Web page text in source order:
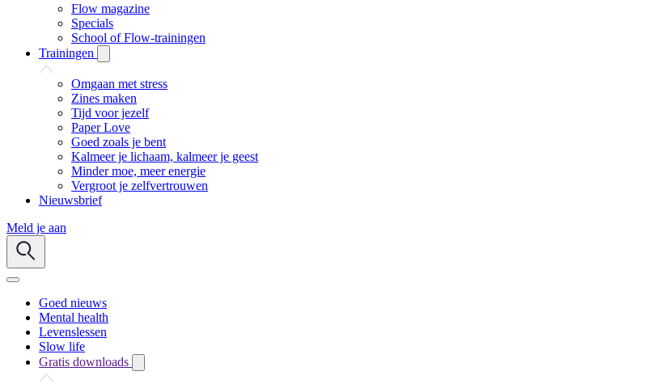
Flow magazine
Specials
School of Flow-trainingen
Trainingen
Omgaan met stress
Zines maken
Tijd voor jezelf
Paper Love
Goed zoals je bent
Kalmeer je lichaam, kalmeer je geest
Minder moe, meer energie
Vergroot je zelfvertrouwen
Nieuwsbrief
Meld je aan
Goed nieuws
Mental health
Levenslessen
Slow life
Gratis downloads